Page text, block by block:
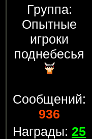
Группа:
Опытные
игроки
поднебесья
Сообщений:
936
Награды: 25